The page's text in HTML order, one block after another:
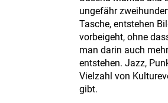
ungefähr
Tasche, entstehen
vorbeigeht, ohne
man darin auch
entstehen. Jazz,
Vielzahl von
gibt.